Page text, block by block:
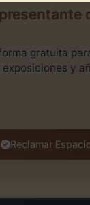
gratuita
y
Reclamar